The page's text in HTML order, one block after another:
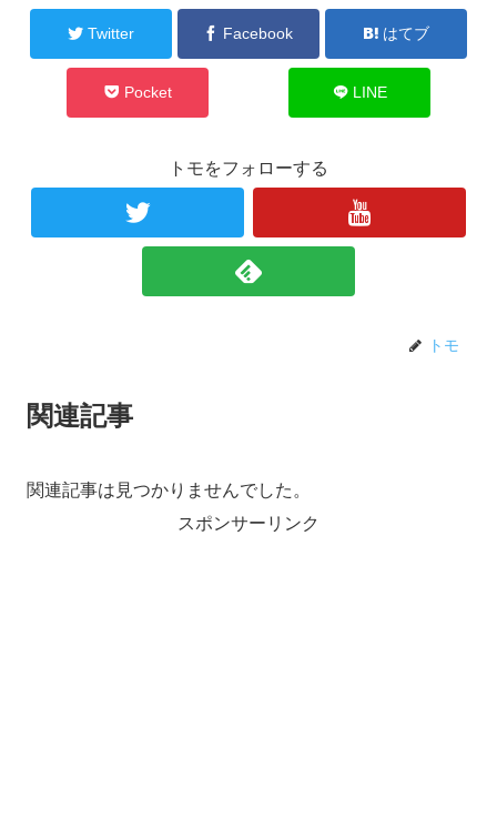
Twitter Facebook はてブ
Pocket LINE
トモをフォローする
トモ
関連記事
関連記事は見つかりませんでした。
スポンサーリンク